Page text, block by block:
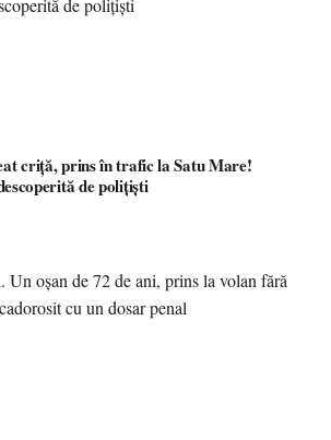
criță, prins în trafic la Satu Mare!
de polițiști